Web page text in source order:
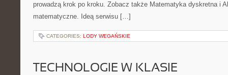
prowadzą krok po kroku. Zobacz także Matematyka dyskretna i
matematyczne. Ideą serwisu […]
CATEGORIES: LODY WEGAŃSKIE
TECHNOLOGIE W KLASIE